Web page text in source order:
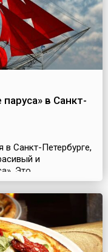
в Санкт-
Санкт-Петербурге,
и
Это
средних школ
даты у
в субботу,
ночи. Но
и скорби.Девизом